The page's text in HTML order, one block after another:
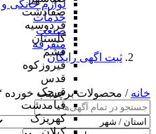
صفادشت
فردوسیه
گلستان
فشم
فیروزکوه
قدس
قرچک
قیامدشت
کهریزک
لوازم
خدمات
صنعت
متفرقه
ثبت اگهی رایگان
خانه / محصولات برچسب خورده